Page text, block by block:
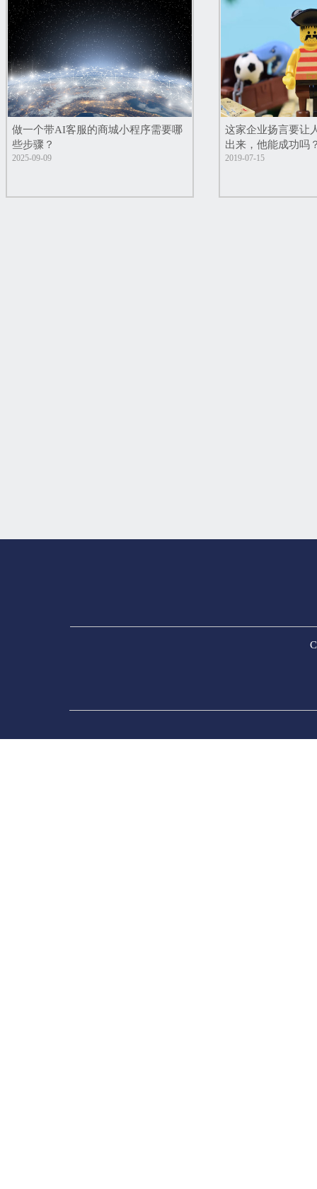
做一个带AI客服的商城小程序需要哪
些步骤？
2025-09-09
这家企业扬言要让
出来，他能成功吗
2019-07-15